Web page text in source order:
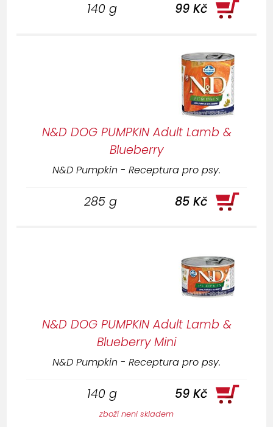
140 g 99 Kč
N&D DOG PUMPKIN Adult Lamb &
Blueberry
N&D Pumpkin - Receptura pro psy.
285 g 85 Kč
N&D DOG PUMPKIN Adult Lamb &
Blueberry Mini
N&D Pumpkin - Receptura pro psy.
140 g 59 Kč
zboží neni skladem